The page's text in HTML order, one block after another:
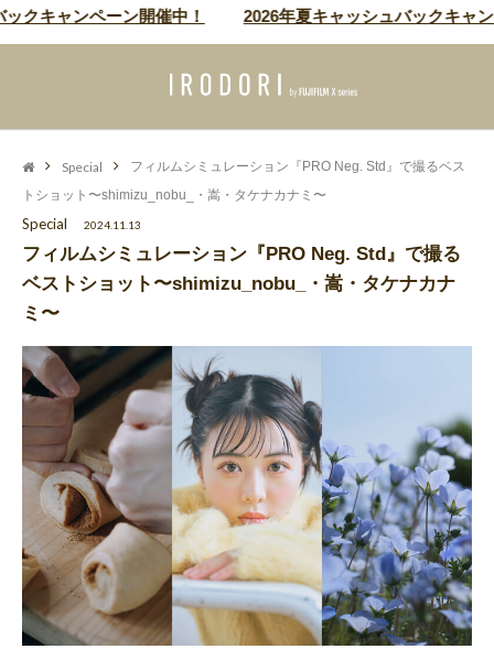
ャンペーン開催中！ 2026年夏キャッシュバックキャンペー
Special
フィルムシミュレーション『PRO Neg. Std』で撮るベス
トショット〜shimizu_nobu_・嵩・タケナカナミ〜
Special 2024.11.13
フィルムシミュレーション『PRO Neg. Std』で撮る
ベストショット〜shimizu_nobu_・嵩・タケナカナ
ミ〜